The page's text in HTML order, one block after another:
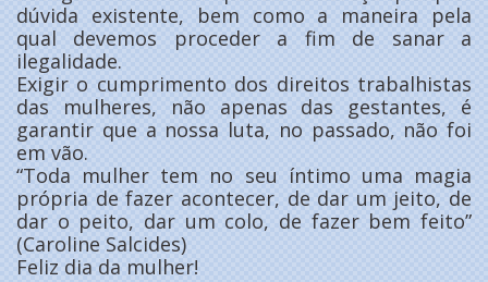
dúvida existente, bem como a maneira pela
qual devemos proceder a fim de sanar a
ilegalidade.
Exigir o cumprimento dos direitos trabalhistas
das mulheres, não apenas das gestantes, é
garantir que a nossa luta, no passado, não foi
em vão.
“Toda mulher tem no seu íntimo uma magia
própria de fazer acontecer, de dar um jeito, de
dar o peito, dar um colo, de fazer bem feito”
(Caroline Salcides)
Feliz dia da mulher!